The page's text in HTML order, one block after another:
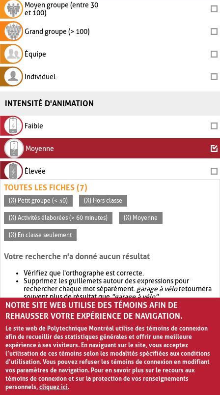
Moyen groupe (entre 30
et 100)
Grand groupe (> 100)
Équipe
Individuel
INTENSITÉ D'ANIMATION
Faible
Moyenne
Élevée
TOUTES LES FICHES (7)
(X) Petit groupe (< 30) (X) Hors classe
(X) Activités élaborées (> 60 minutes) (X) Moyenne
(X) En classe seulement
Votre recherche n'a donné aucun résultat
Vérifiez que l'orthographe est correcte.
Supprimez les guillemets autour des expressions pour
rechercher chaque mot séparément. garage à véloretournera
souvent plus de résultat que"garage à vélo".
Envisagez d'élargir votre recherche avec OR.garage OR vélo
retournera souvent plus de résultat quegarage à vélo
NOTRE SITE WEB UTILISE DES TÉMOINS AFIN DE
REHAUSSER VOTRE EXPÉRIENCE DE NAVIGATION.
Le site web de Polytechnique Montréal utilise des témoins de connexion
afin de recueillir des statistiques générales et offrir une meilleure
expérience à ses visiteurs. En naviguant sur le site, vous acceptez
l’utilisation de ces témoins selon les modalités spécifiées aux conditions
d’utilisation. Vous pouvez refuser les témoins de connexion en modifiant
vos paramètres de navigation. Pour en savoir plus sur le recours aux
témoins de connexion et sur la protection de vos renseignements
personnels,cliquez ici.